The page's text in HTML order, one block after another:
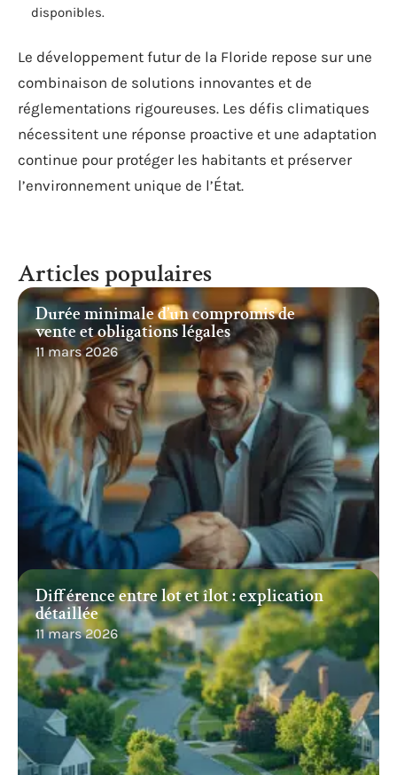
disponibles.
Le développement futur de la Floride repose sur une
combinaison de solutions innovantes et de
réglementations rigoureuses. Les défis climatiques
nécessitent une réponse proactive et une adaptation
continue pour protéger les habitants et préserver
l’environnement unique de l’État.
Articles populaires
Durée minimale d’un compromis de
vente et obligations légales
11 mars 2026
Différence entre lot et îlot : explication
détaillée
11 mars 2026